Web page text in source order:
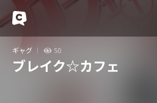
ギャグ 50
ブレイク☆カフェ